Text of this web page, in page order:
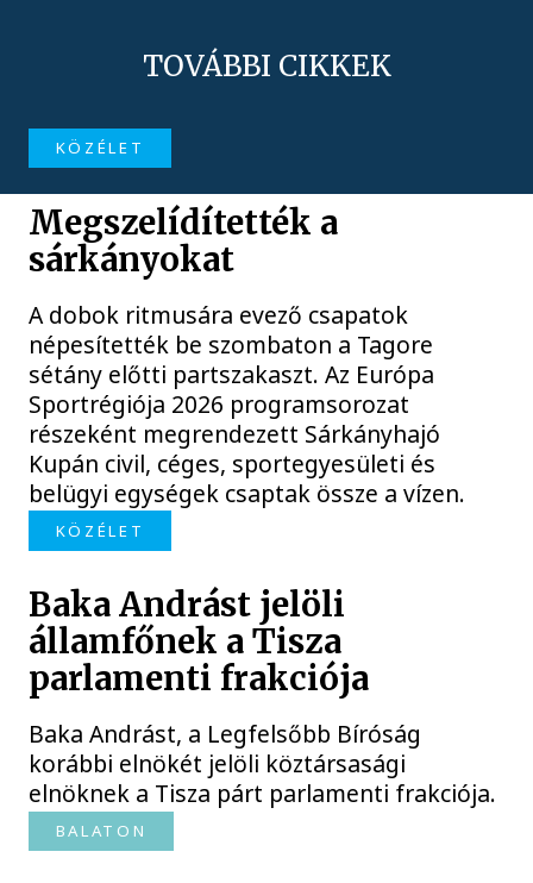
TOVÁBBI CIKKEK
KÖZÉLET
Megszelídítették a
sárkányokat
A dobok ritmusára evező csapatok
népesítették be szombaton a Tagore
sétány előtti partszakaszt. Az Európa
Sportrégiója 2026 programsorozat
részeként megrendezett Sárkányhajó
Kupán civil, céges, sportegyesületi és
belügyi egységek csaptak össze a vízen.
KÖZÉLET
Baka Andrást jelöli
államfőnek a Tisza
parlamenti frakciója
Baka Andrást, a Legfelsőbb Bíróság
korábbi elnökét jelöli köztársasági
elnöknek a Tisza párt parlamenti frakciója.
BALATON